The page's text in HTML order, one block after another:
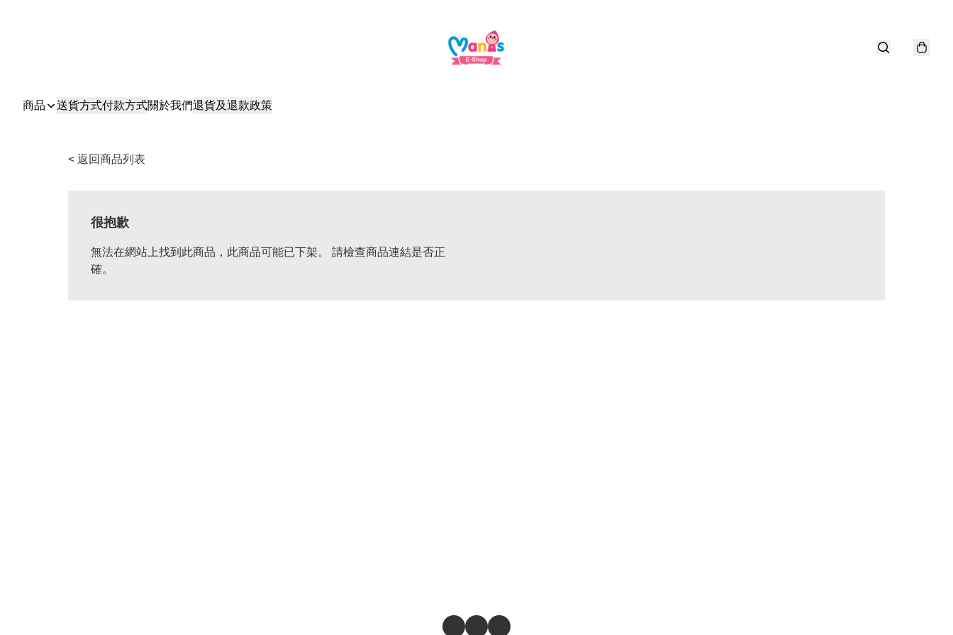
商品 送貨方式付款方式關於我們退貨及退款政策
< 返回商品列表
很抱歉
無法在網站上找到此商品，此商品可能已下架。 請檢查商品連結是否正
確。